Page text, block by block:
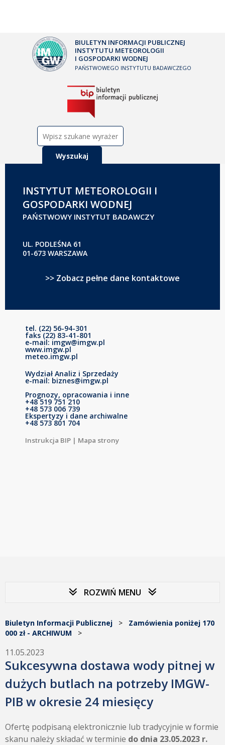
BIULETYN INFORMACJI PUBLICZNEJ
INSTYTUTU METEOROLOGII
I GOSPODARKI WODNEJ
PAŃSTWOWEGO INSTYTUTU BADAWCZEGO
INSTYTUT METEOROLOGII I
GOSPODARKI WODNEJ
PAŃSTWOWY INSTYTUT BADAWCZY
UL. PODLEŚNA 61
01-673 WARSZAWA
>> Zobacz pełne dane kontaktowe
tel. (22) 56-94-301
faks (22) 83-41-801
e-mail: imgw@imgw.pl
www.imgw.pl
meteo.imgw.pl
Wydział Analiz i Sprzedaży
e-mail: biznes@imgw.pl
Prognozy, opracowania i inne
+48 519 751 210
+48 573 006 739
Ekspertyzy i dane archiwalne
+48 573 801 704
Instrukcja BIP | Mapa strony
ROZWIŃ MENU
Biuletyn Informacji Publicznej > Zamówienia poniżej 170
000 zł - ARCHIWUM >
11.05.2023
Sukcesywna dostawa wody pitnej w
dużych butlach na potrzeby IMGW-
PIB w okresie 24 miesięcy
Ofertę podpisaną elektronicznie lub tradycyjnie w formie
skanu należy składać w terminie do dnia 23.05.2023 r.